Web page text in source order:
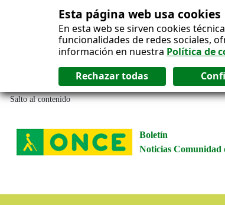
Esta página web usa cookies
En esta web se sirven cookies
funcionalidades de redes sociales,
información en nuestra Política de
Salto al contenido
Boletín
Noticias Comunidad